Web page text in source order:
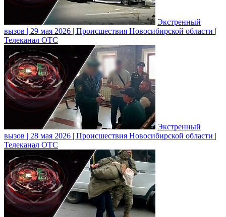
Экстренный
вызов | 29 мая 2026 | Происшествия Новосибирской области |
Телеканал ОТС
Экстренный
вызов | 28 мая 2026 | Происшествия Новосибирской области |
Телеканал ОТС